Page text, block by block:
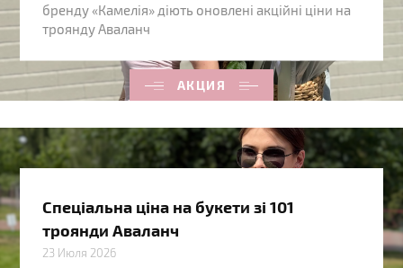
АКЦИЯ
бренду «Камелія» діють оновлені акційні ціни на
троянду Аваланч
Спеціальна ціна на букети зі 101
троянди Аваланч
23 Июля 2026